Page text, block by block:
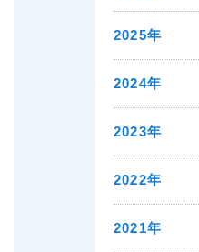
2025年
2024年
2023年
2022年
2021年